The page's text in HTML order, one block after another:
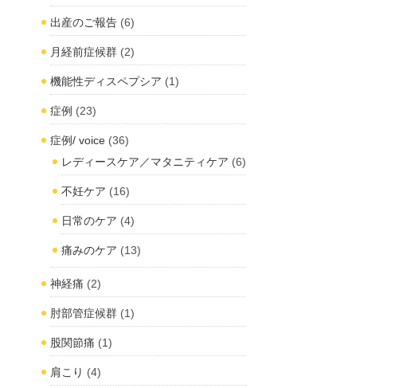
出産のご報告 (6)
月経前症候群 (2)
機能性ディスペプシア (1)
症例 (23)
症例/ voice (36)
レディースケア／マタニティケア (6)
不妊ケア (16)
日常のケア (4)
痛みのケア (13)
神経痛 (2)
肘部管症候群 (1)
股関節痛 (1)
肩こり (4)